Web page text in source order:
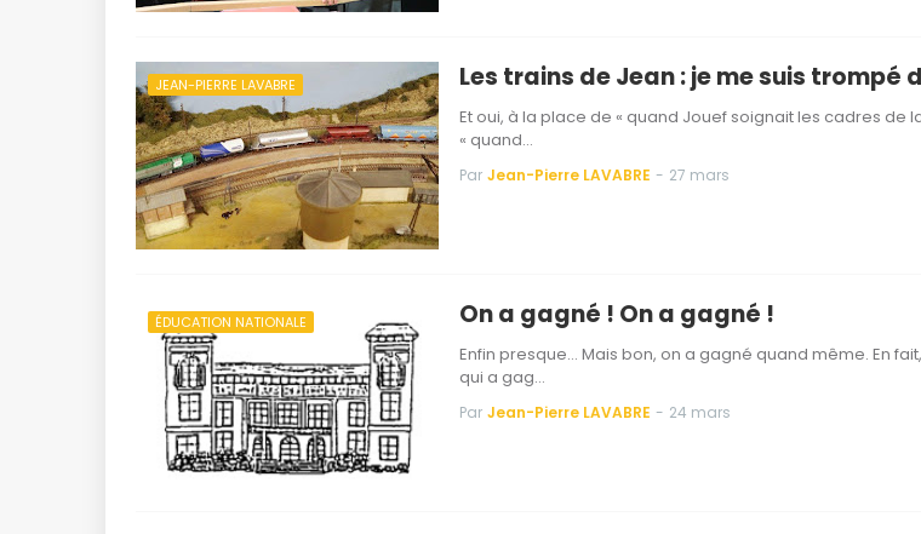
JEAN-PIERRE LAVABRE Les trains de Jean : je me suis trompé
Et oui, à la place de « quand Jouef soignait les cadres de la
« quand…
Par Jean-Pierre LAVABRE - 27 mars
ÉDUCATION NATIONALE On a gagné ! On a gagné !
Enfin presque… Mais bon, on a gagné quand même. En fait,
qui a gag…
Par Jean-Pierre LAVABRE - 24 mars